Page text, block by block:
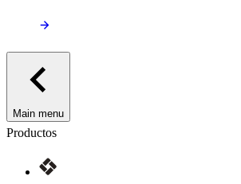
Main menu
Productos